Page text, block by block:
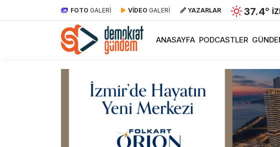
FOTO GALERİ VİDEO GALERİ YAZARLAR 37.4°
ANASAYFA PODCASTLER